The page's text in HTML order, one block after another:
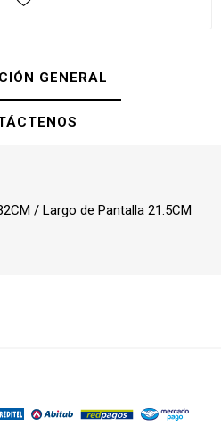
GENERAL
/ Largo de Pantalla 21.5CM